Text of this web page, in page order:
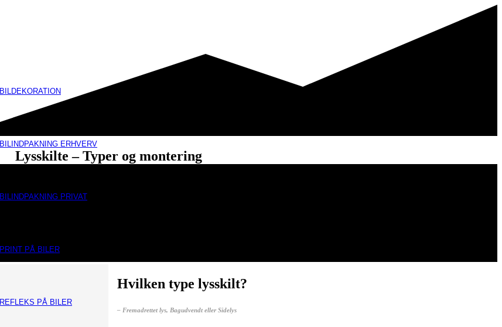
BILDEKORATION
BILINDPAKNING ERHVERV
BILINDPAKNING PRIVAT
PRINT PÅ BILER
REFLEKS PÅ BILER
Lysskilte – Typer og montering
Hvilken type lysskilt?
– Fremadrettet lys, Bagudvendt eller Sidelys